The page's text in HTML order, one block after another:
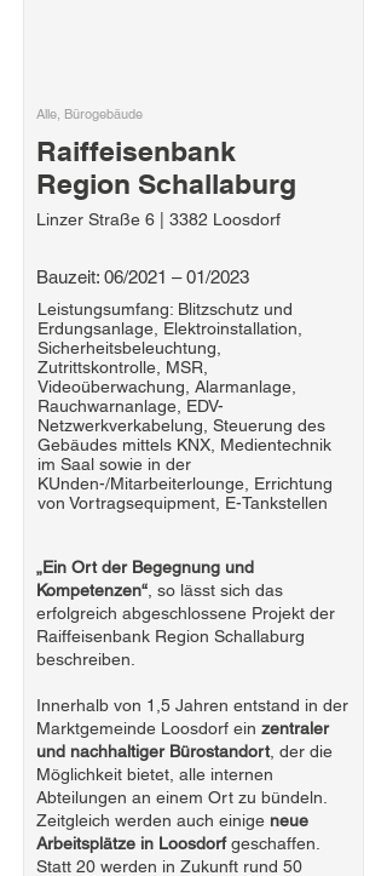
Alle, Bürogebäude
Raiffeisenbank
Region Schallaburg
Linzer Straße 6 | 3382 Loosdorf
Bauzeit: 06/2021 – 01/2023
Leistungsumfang: Blitzschutz und
Erdungsanlage, Elektroinstallation,
Sicherheitsbeleuchtung,
Zutrittskontrolle, MSR,
Videoüberwachung, Alarmanlage,
Rauchwarnanlage, EDV-
Netzwerkverkabelung, Steuerung des
Gebäudes mittels KNX, Medientechnik
im Saal sowie in der
KUnden-/Mitarbeiterlounge, Errichtung
von Vortragsequipment, E-Tankstellen
„Ein Ort der Begegnung und
Kompetenzen“ , so lässt sich das
erfolgreich abgeschlossene Projekt der
Raiffeisenbank Region Schallaburg
beschreiben.
Innerhalb von 1,5 Jahren entstand in der
Marktgemeinde Loosdorf ein zentraler
und nachhaltiger Bürostandort, der die
Möglichkeit bietet, alle internen
Abteilungen an einem Ort zu bündeln.
Zeitgleich werden auch einige neue
Arbeitsplätze in Loosdorfgeschaffen.
Statt 20 werden in Zukunft rund 50